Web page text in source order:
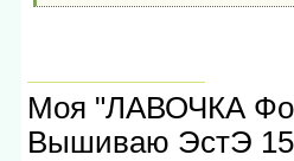
Моя "ЛАВОЧКА
Вышиваю ЭстЭ